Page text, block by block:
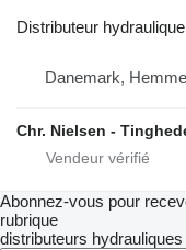
Distributeur hydraulique
Danemark,
Chr. Nielsen -
Abonnez-vous pour
rubrique
distributeurs hydrauliques